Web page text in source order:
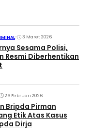
• 3 Maret 2026
Sesama Polisi,
Resmi Diberhentikan
26 Februari 2026
Bripda Pirman
Etik Atas Kasus
Dirja